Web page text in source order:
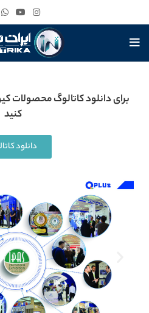
برای دانلود کاتالوگ محصولات
کنید
دانلود